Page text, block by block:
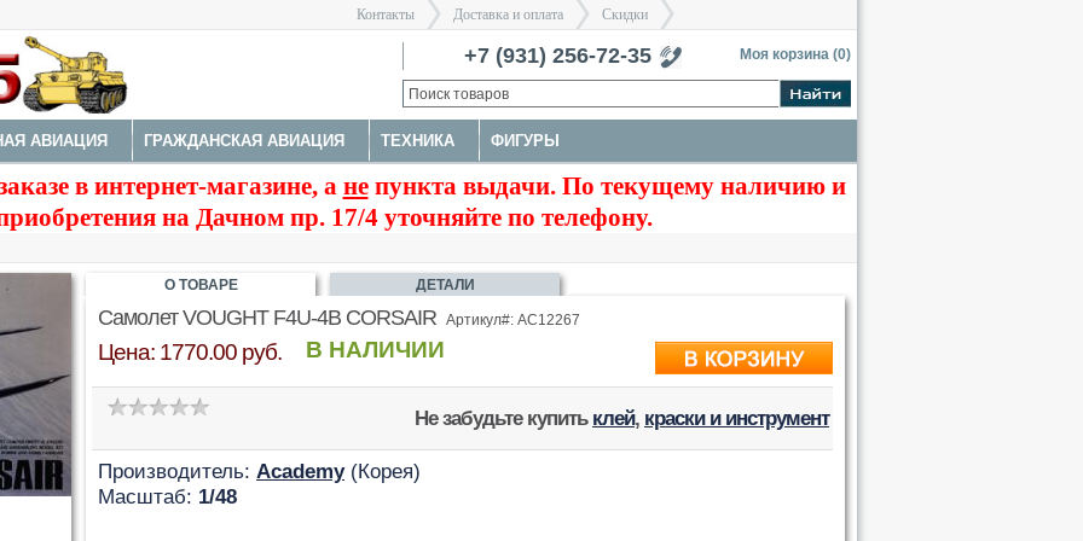
Контакты
>
Доставка и оплата Скидки
+7 (931) 256-72-35
Санкт-Петербург Моя корзина (0)
АВИАЦИЯ ГРАЖДАНСКАЯ АВИАЦИЯ ТЕХНИКА ФИГУРЫ
КОСМОС ЗДАНИЯ, НАБОРЫ ДЛЯ ДИОРАМ ДОПОЛНЕНИЯ КРАСКИ И ИНСТРУМЕНТЫ
в интернет-магазине, а непункта выдачи. По текущему наличию и
на Дачном пр. 17/4 уточняйте по телефону.
Самолет VOUGHT F4U-4B CORSAIR Артикул#: AC12267
Цена: 1770.00 руб. В НАЛИЧИИ
Не забудьте купить клей, краски и инструмент
Производитель: Academy(Корея)
Масштаб: 1/48
О ТОВАРЕ ДЕТАЛИ